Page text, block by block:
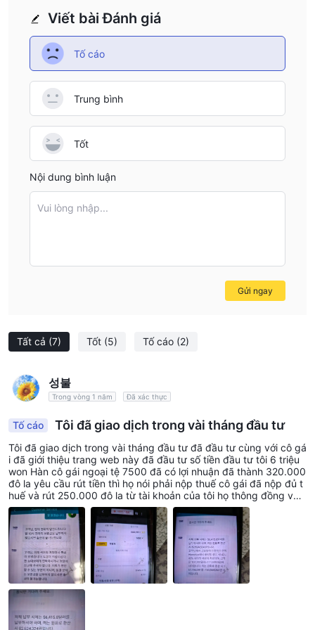
Tất cả (7) Tốt (5) Tố cáo (2)
성불
Trong vòng 1 năm Đã xác thực
Tố cáo Tôi đã giao dịch trong vài tháng đầu tư
Tôi đã giao dịch trong vài tháng đầu tư đã đầu tư cùng với cô gá
i đã giới thiệu trang web này đã đầu tư số tiền đầu tư tôi 6 triệu
won Hàn cô gái ngoại tệ 7500 đã có lợi nhuận đã thành 320.000
đô la yêu cầu rút tiền thì họ nói phải nộp thuế cô gái đã nộp đủ t
huế và rút 250.000 đô la từ tài khoản của tôi họ thông đồng với
công ty rút tiền phần còn lại tôi yêu cầu trả lại thì họ nói phải đặt
cọc 10.000 đô la từ chối rút tiền và đang đóng băng tài khoản
Viết bài Đánh giá
Tố cáo
Trung bình
Tốt
Nội dung bình luận
Vui lòng nhập...
Gửi ngay